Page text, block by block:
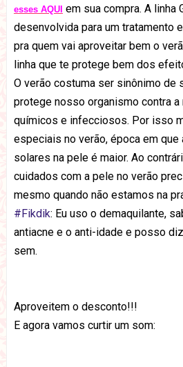
esses AQUI em sua compra. A linha
desenvolvida para um tratamento
pra quem vai aproveitar bem o
linha que te protege bem dos
O verão costuma ser sinônimo de
protege nosso organismo contra a
químicos e infecciosos. Por isso
especiais no verão, época em
solares na pele é maior. Ao
cuidados com a pele no verão
mesmo quando não estamos na
#Fikdik: Eu uso o demaquilante,
antiacne e o anti-idade e posso
sem.
Aproveitem o desconto!!!
E agora vamos curtir um som: